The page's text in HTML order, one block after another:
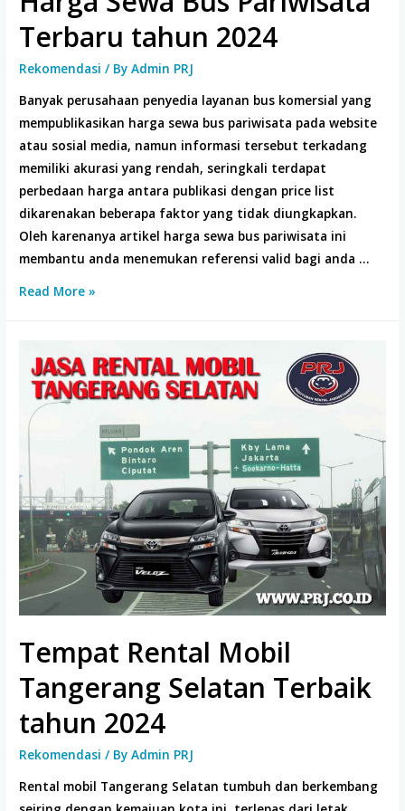
Terbaru tahun 2024
Rekomendasi / ByAdmin PRJ
Banyak perusahaan penyedia layanan bus komersial yang
mempublikasikan harga sewa bus pariwisata pada website
atau sosial media, namun informasi tersebut terkadang
memiliki akurasi yang rendah, seringkali terdapat
perbedaan harga antara publikasi dengan price list
dikarenakan beberapa faktor yang tidak diungkapkan.
Oleh karenanya artikel harga sewa bus pariwisata ini
membantu anda menemukan referensi valid bagi anda …
Harga
Pariwisata
Terbaru
tahun
2024
Read More »
Tempat Rental Mobil
Tangerang Selatan Terbaik
tahun 2024
Rekomendasi / ByAdmin PRJ
Rental mobil Tangerang Selatan tumbuh dan berkembang